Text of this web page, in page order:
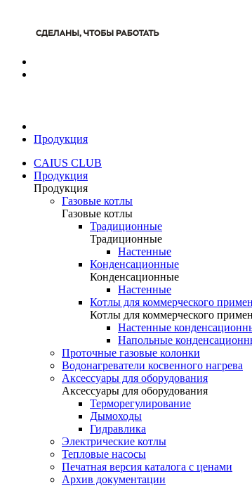
Продукция
CAIUS CLUB
Продукция
Продукция
Газовые котлы
Газовые котлы
Традиционные
Традиционные
Настенные
Конденсационные
Конденсационные
Настенные
Котлы для коммерческого
Котлы для коммерческого
Настенные
Напольные
Проточные газовые колонки
Водонагреватели косвенного нагрева
Аксессуары для оборудования
Аксессуары для оборудования
Терморегулирование
Дымоходы
Гидравлика
Электрические котлы
Тепловые насосы
Печатная версия каталога с ценами
Архив документации